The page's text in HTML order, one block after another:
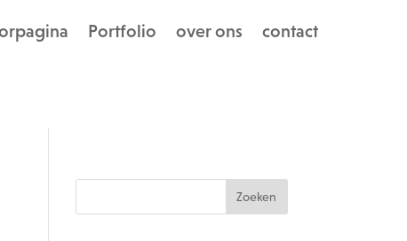
Portfolio over ons contact